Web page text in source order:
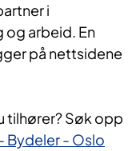
i
og arbeid. En
på nettsidene
tilhører? Søk opp
Bydeler - Oslo